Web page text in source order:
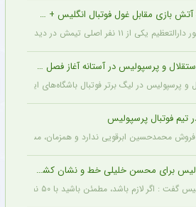
بازی مقابل غول فوتبال انگلیس + جزئیات
در دیدار تدارکاتی برابر چلسی است.
و پرسپولیس در آستانه آغاز فصل جدید
و پرسپولیس در لیگ برتر فوتبال باشگاه‌های ایران در
فوتبال پرسپولیس
فروش محمدحسین ابرقویی ندارد و همزمان، مسئولان
محسن خلیلی خط و نشان کشید + جزئیات
این باشگاه تجمع خواهیم کرد و خواهان برخورد جدی و عزل محسن خلیلی خواهیم شد. اصلاً این آقا بازیکن سایپا است نه پیشکسوت پرسپولیس.